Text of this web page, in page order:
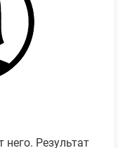
Результат